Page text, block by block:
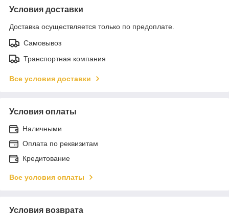
Условия доставки
Доставка осуществляется только по предоплате.
Самовывоз
Транспортная компания
Все условия доставки
Условия оплаты
Наличными
Оплата по реквизитам
Кредитование
Все условия оплаты
Условия возврата